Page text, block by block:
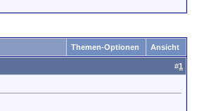
Themen-Optionen Ansicht
#1